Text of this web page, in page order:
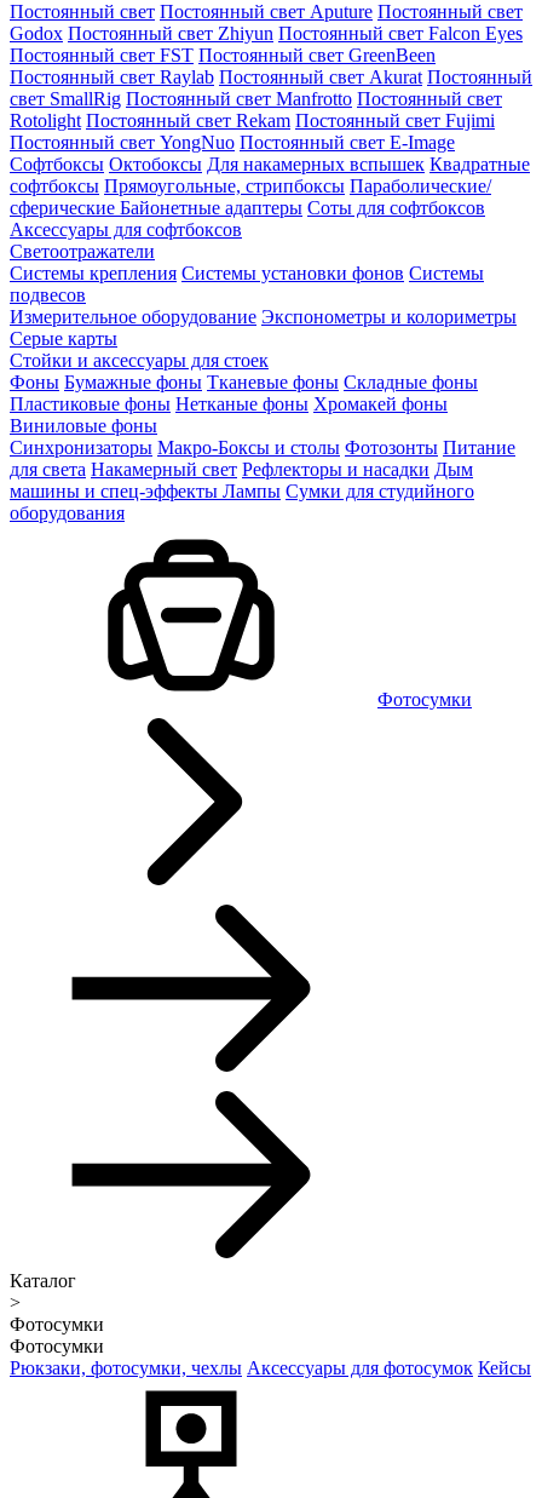
Постоянный свет Постоянный свет Aputure Постоянный свет
Godox Постоянный свет Zhiyun Постоянный свет Falcon Eyes
Постоянный свет FST Постоянный свет GreenBeen
Постоянный свет Raylab Постоянный свет Akurat Постоянный
свет SmallRig Постоянный свет Manfrotto Постоянный свет
Rotolight Постоянный свет Rekam Постоянный свет Fujimi
Постоянный свет YongNuo Постоянный свет E-Image
Софтбоксы Октобоксы Для накамерных вспышек Квадратные
софтбоксы Прямоугольные, стрипбоксы Параболические/
сферические Байонетныe адаптеры Соты для софтбоксов
Аксессуары для софтбоксов
Светоотражатели
Системы крепления Системы установки фонов Системы
подвесов
Измерительное оборудование Экспонометры и колориметры
Серые карты
Стойки и аксессуары для стоек
Фоны Бумажные фоны Тканевые фоны Складные фоны
Пластиковые фоны Нетканые фоны Хромакей фоны
Виниловые фоны
Синхронизаторы Макро-Боксы и столы Фотозонты Питание
для света Накамерный свет Рефлекторы и насадки Дым
машины и спец-эффекты Лампы Сумки для студийного
оборудования
Фотосумки
Каталог
>
Фотосумки
Фотосумки
Рюкзаки, фотосумки, чехлы Аксессуары для фотосумок Кейсы